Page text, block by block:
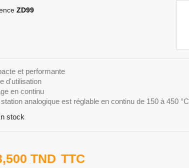
ZD99
et performante
d'utilisation
en continu
analogique est réglable en continu de 150 à 450 °C
stock
TND TTC